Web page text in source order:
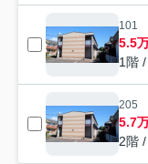
101
5.5
1階
205
5.7
2階